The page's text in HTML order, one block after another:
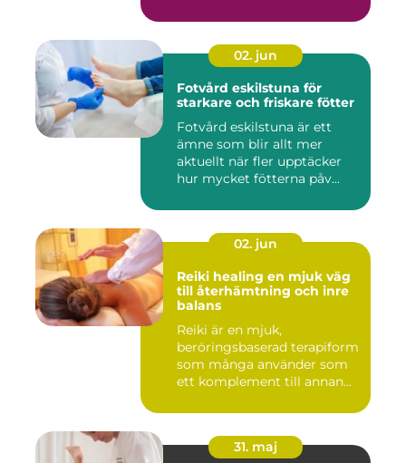
02. jun
Fotvård eskilstuna för
starkare och friskare fötter
Fotvård eskilstuna är ett
ämne som blir allt mer
aktuellt när fler upptäcker
hur mycket fötterna påv...
02. jun
Reiki healing en mjuk väg
till återhämtning och inre
balans
Reiki är en mjuk,
beröringsbaserad terapiform
som många använder som
ett komplement till annan
31. maj